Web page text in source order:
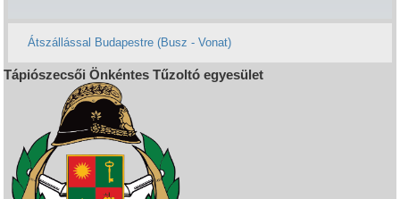
Átszállással Budapestre (Busz - Vonat)
Tápiószecsői Önkéntes Tűzoltó egyesület